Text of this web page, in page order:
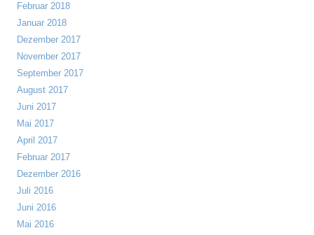
Februar 2018
Januar 2018
Dezember 2017
November 2017
September 2017
August 2017
Juni 2017
Mai 2017
April 2017
Februar 2017
Dezember 2016
Juli 2016
Juni 2016
Mai 2016